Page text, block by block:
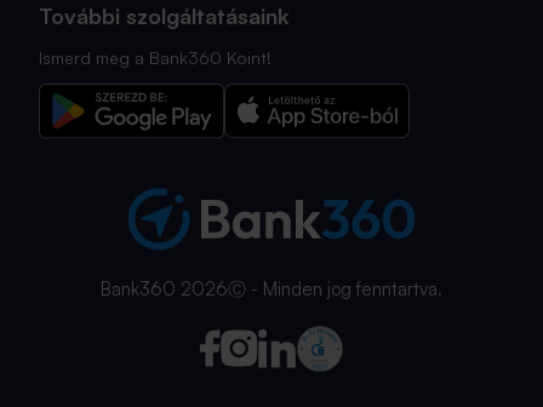
További szolgáltatásaink
Ismerd meg a Bank360 Koint!
Bank360 2026Ⓒ - Minden jog fenntartva.